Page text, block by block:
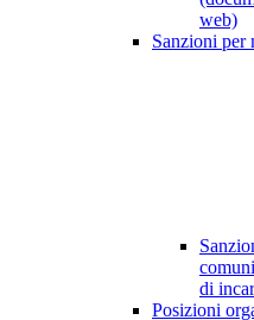
web)
Sanzioni per
di
Posizioni